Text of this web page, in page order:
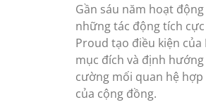
Gần sáu năm hoạt
những tác động tích
Proud tạo điều kiện
mục đích và định
cường mối quan hệ
của cộng đồng.